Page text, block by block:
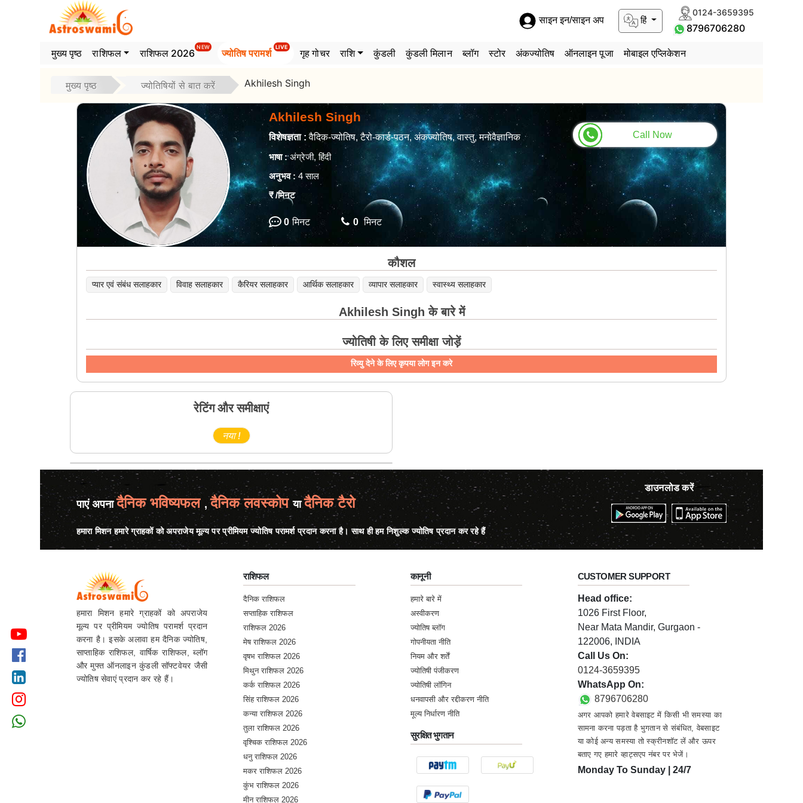
0124-3659395
8796706280
हिं
साइन इन/साइन अप
मुख्य पृष्ठ राशिफल राशिफल 2026
NEW
ज्योतिष परामर्श
LIVE
गृह गोचर राशि कुंडली कुंडली मिलान ब्लॉग स्टोर अंकज्योतिष ऑनलाइन पूजा मोबाइल एप्लिकेशन
मुख्य पृष्ठ ज्योतिषियों से बात करें Akhilesh Singh
Akhilesh Singh
विशेषज्ञता : वैदिक-ज्योतिष, टैरो-कार्ड-पठन, अंकज्योतिष, वास्तु, मनोवैज्ञानिक
भाषा :अंग्रेजी, हिंदी
अनुभव :4 साल
₹/मिनट
0 मिनट 0 मिनट
Call Now
कौशल
प्यार एवं संबंध सलाहकार विवाह सलाहकार कैरियर सलाहकार आर्थिक सलाहकार व्यापार सलाहकार स्वास्थ्य सलाहकार
Akhilesh Singh के बारे में
ज्योतिषी के लिए समीक्षा जोड़ें
रिव्यु देने के लिए कृपया लोग इन करे
रेटिंग और समीक्षाएं
नया !
पाएं अपनादैनिक भविष्यफल ,दैनिक लवस्कोपयादैनिक टैरो
हमारा मिशन हमारे ग्राहकों को अपराजेय मूल्य पर प्रीमियम ज्योतिष परामर्श प्रदान करना है। साथ ही हम निशुल्क ज्योतिष प्रदान कर रहे हैं
डाउनलोड करें
हमारा मिशन हमारे ग्राहकों को अपराजेय
मूल्य पर प्रीमियम ज्योतिष परामर्श प्रदान
करना है। इसके अलावा हम दैनिक ज्योतिष,
साप्ताहिक राशिफल, वार्षिक राशिफल, ब्लॉग
और मुफ्त ऑनलाइन कुंडली सॉफ्टवेयर जैसी
ज्योतिष सेवाएं प्रदान कर रहे हैं।
राशिफल
दैनिक राशिफल
सप्ताहिक राशिफल
राशिफल 2026
मेष राशिफल 2026
वृषभ राशिफल 2026
मिथुन राशिफल 2026
कर्क राशिफल 2026
सिंह राशिफल 2026
कन्या राशिफल 2026
तुला राशिफल 2026
वृश्चिक राशिफल 2026
धनु राशिफल 2026
मकर राशिफल 2026
कुंभ राशिफल 2026
मीन राशिफल 2026
कानूनी
हमारे बारे में
अस्वीकरण
ज्योतिष ब्लॉग
गोपनीयता नीति
नियम और शर्तें
ज्योतिषी पंजीकरण
ज्योतिषी लॉगिन
धनवापसी और रद्दीकरण नीति
मूल्य निर्धारण नीति
सुरक्षित भुगतान
CUSTOMER SUPPORT
Head office:
1026 First Floor,
Near Mata Mandir, Gurgaon -
122006, INDIA
Call Us On:
0124-3659395
WhatsApp On:
8796706280
अगर आपको हमारे वेबसाइट में किसी भी समस्या का
सामना करना पड़ता है भुगतान से संबंधित, वेबसाइट
या कोई अन्य समस्या तो स्क्रीनशॉट लें और ऊपर
बताए गए हमारे व्हाट्सएप नंबर पर भेजें।
Monday To Sunday | 24/7